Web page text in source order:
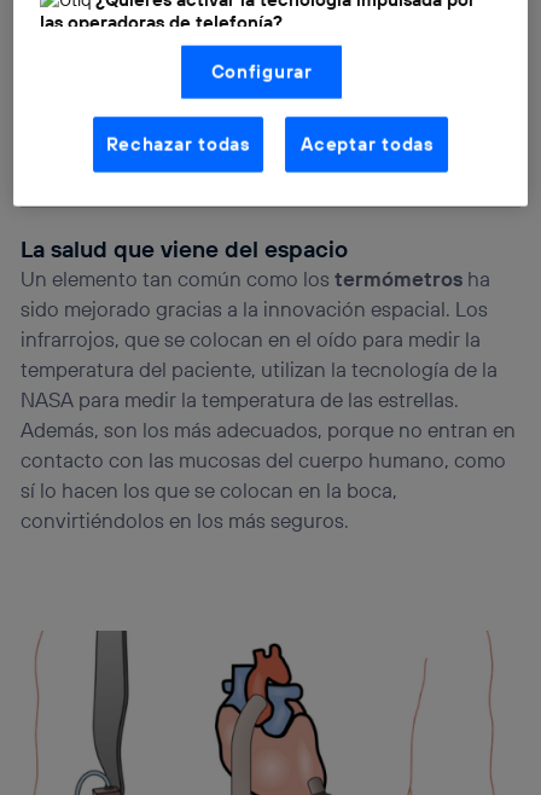
La salud que viene del espacio
Un elemento tan común como los termómetros ha
sido mejorado gracias a la innovación espacial. Los
infrarrojos, que se colocan en el oído para medir la
temperatura del paciente, utilizan la tecnología de la
NASA para medir la temperatura de las estrellas.
Además, son los más adecuados, porque no entran en
contacto con las mucosas del cuerpo humano, como
sí lo hacen los que se colocan en la boca,
convirtiéndolos en los más seguros.
las operadoras de telefonía?
Nosotros, Telefónica S.A., utilizamos la tecnología Utiq para
realizar nuestras acciones de marketing digital o análisis
(como se describe en este aviso de consentimiento)
basadas en tu navegación en nuestra(s) web(s)
aquí (solo cuando utilizas una conexión a
internet habilitada , proporcionada por una de las
operadoras de telefonía participantes, y otorgas tu
prioridad ofreciéndote elección y control.
La tecnología utiliza un identificador cifrado creado por tu
operadora de telefonía , utilizando tu dirección IP y otra
información de la cuenta de cliente de
telecomunicaciones vinculada a la conexión que utilizas
(p. ej., número de teléfono móvil).
Este identificador se asigna a la conexión de internet, por
lo que cualquier persona que conecte su dispositivo y
consienta el uso de la tecnología recibirá el mismo
Si utilizas una
conexión de banda ancha
el marketing o análisis se realizará en función de las
personalizado, ya que se basará únicamente en la
navegación del usuario del móvil.
Puedes gestionar los consentimientos Utiq seleccionando
“Administrar Utiq” en la parte inferior de esta página web o
visitando el
portal de privacidad de Utiq
(“consenthub”)
. Para más información, consulta
política de privacidad de Utiq.
Configurar
Rechazar todas Aceptar todas